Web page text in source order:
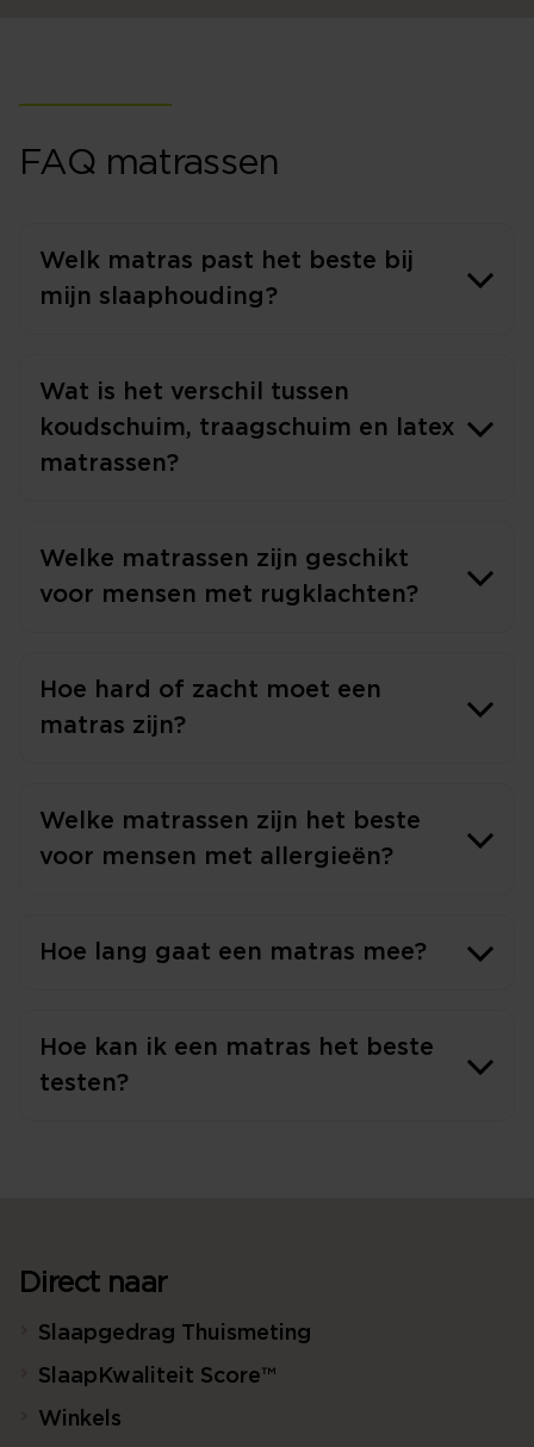
FAQ matrassen
Welk matras past het beste bij
mijn slaaphouding?
Wat is het verschil tussen
koudschuim, traagschuim en latex
matrassen?
Welke matrassen zijn geschikt
voor mensen met rugklachten?
Hoe hard of zacht moet een
matras zijn?
Welke matrassen zijn het beste
voor mensen met allergieën?
Hoe lang gaat een matras mee?
Hoe kan ik een matras het beste
testen?
Direct naar
Slaapgedrag Thuismeting
SlaapKwaliteit Score™
Winkels